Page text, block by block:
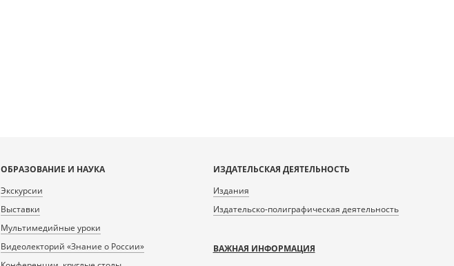
ОБРАЗОВАНИЕ И НАУКА
Экскурсии
Выставки
Мультимедийные уроки
Видеолекторий «Знание о России»
ИЗДАТЕЛЬСКАЯ ДЕЯТЕЛЬНОСТЬ
Издания
Издательско-полиграфическая деятельность
ВАЖНАЯ ИНФОРМАЦИЯ